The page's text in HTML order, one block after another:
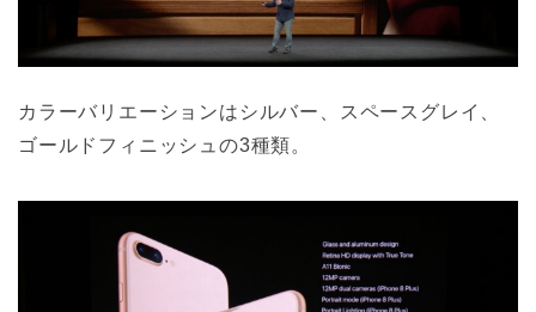
カラーバリエーションはシルバー、スペースグレイ、
ゴールドフィニッシュの3種類。